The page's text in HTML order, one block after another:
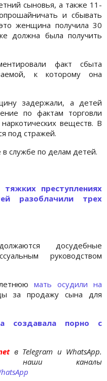
сыновья, а также 11-
и сбывать
женщина получила 30
должна была получить
факт сбыта
к которому она
задержали, а детей
по фактам торговли
веществ. В
под стражей.
в службе по делам детей.
тяжких преступлениях
разоблачили трех
досудебные
руководством
мать осудили на
за продажу сына для
создавала порно с
в Telegram и WhatsApp.
наши каналы